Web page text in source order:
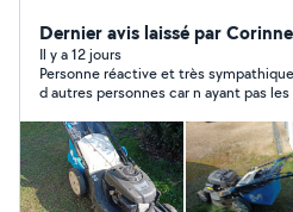
besoin.
Dernier avis laissé par
Il y a 12 jours
Personne réactive et très
d autres personnes car n ayant pas